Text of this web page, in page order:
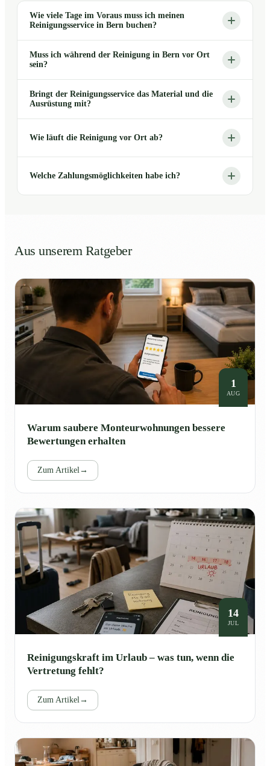
Wie viele Tage im Voraus muss ich meinen
Reinigungsservice in Bern buchen?
Muss ich während der Reinigung in Bern vor Ort
sein?
Bringt der Reinigungsservice das Material und die
Ausrüstung mit?
Wie läuft die Reinigung vor Ort ab?
Welche Zahlungsmöglichkeiten habe ich?
Aus unserem Ratgeber
1
AUG
Warum saubere Monteurwohnungen bessere
Bewertungen erhalten
Zum Artikel →
14
JUL
Reinigungskraft im Urlaub – was tun, wenn die
Vertretung fehlt?
Zum Artikel →